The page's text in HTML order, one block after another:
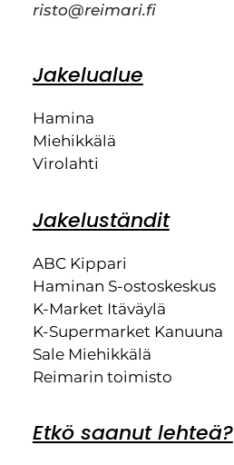
risto@reimari.fi
Jakelualue
Hamina
Miehikkälä
Virolahti
Jakeluständit
ABC Kippari
Haminan S-ostoskeskus
K-Market Itäväylä
K-Supermarket Kanuuna
Sale Miehikkälä
Reimarin toimisto
Etkö saanut lehteä?